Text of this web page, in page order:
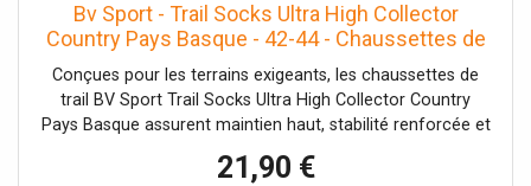
Bv Sport - Trail Socks Ultra High Collector
Country Pays Basque - 42-44 - Chaussettes de
trail
Conçues pour les terrains exigeants, les chaussettes de
trail BV Sport Trail Socks Ultra High Collector Country
Pays Basque assurent maintien haut, stabilité renforcée et
21,90 €